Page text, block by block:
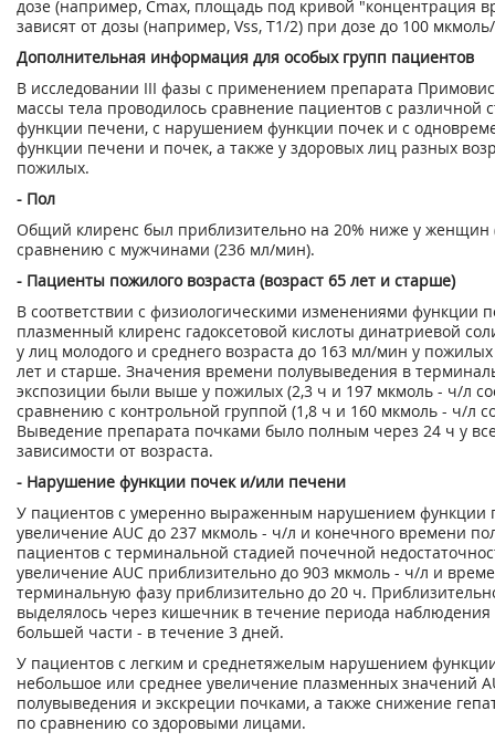
дозе (например, Сmах, площадь под кривой "концентрация
зависят от дозы (например, Vss, T1/2) при дозе до 100
Дополнительная информация для особых групп пациентов
В исследовании III фазы с применением препарата
массы тела проводилось сравнение пациентов с
функции печени, с нарушением функции почек и с
функции печени и почек, а также у здоровых лиц разных
пожилых.
- Пол
Общий клиренс был приблизительно на 20% ниже у женщин
сравнению с мужчинами (236 мл/мин).
- Пациенты пожилого возраста (возраст 65 лет и старше)
В соответствии с физиологическими изменениями функции
плазменный клиренс гадоксетовой кислоты динатриевой
у лиц молодого и среднего возраста до 163 мл/мин у
лет и старше. Значения времени полувыведения в
экспозиции были выше у пожилых (2,3 ч и 197 мкмоль - ч/л
сравнению с контрольной группой (1,8 ч и 160 мкмоль - ч/л
Выведение препарата почками было полным через 24 ч у
зависимости от возраста.
- Нарушение функции почек и/или печени
У пациентов с умеренно выраженным нарушением функции
увеличение AUC до 237 мкмоль - ч/л и конечного времени
пациентов с терминальной стадией почечной
увеличение AUC приблизительно до 903 мкмоль - ч/л и
терминальную фазу приблизительно до 20 ч.
выделялось через кишечник в течение периода
большей части - в течение 3 дней.
У пациентов с легким и среднетяжелым нарушением
небольшое или среднее увеличение плазменных значений
полувыведения и экскреции почками, а также снижение
по сравнению со здоровыми лицами.